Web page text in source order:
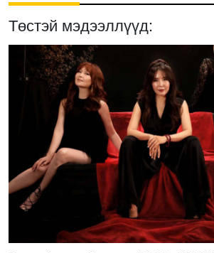
Төстэй мэдээллүүд: